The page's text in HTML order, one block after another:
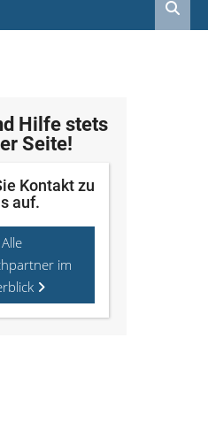
Hilfe stets
Seite!
Kontakt zu
auf.
Alle
im
drucken.
vorlesen.